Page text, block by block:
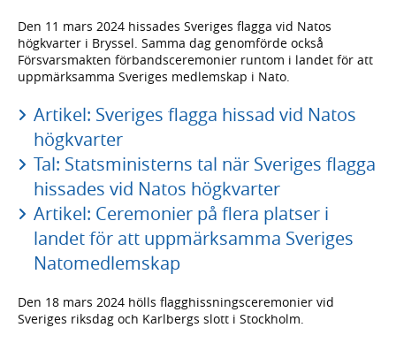
Den 11 mars 2024 hissades Sveriges flagga vid Natos
högkvarter i Bryssel. Samma dag genomförde också
Försvarsmakten förbandsceremonier runtom i landet för att
uppmärksamma Sveriges medlemskap i Nato.
Artikel: Sveriges flagga hissad vid Natos
högkvarter
Tal: Statsministerns tal när Sveriges flagga
hissades vid Natos högkvarter
Artikel: Ceremonier på flera platser i
landet för att uppmärksamma Sveriges
Natomedlemskap
Den 18 mars 2024 hölls flagghissningsceremonier vid
Sveriges riksdag och Karlbergs slott i Stockholm.